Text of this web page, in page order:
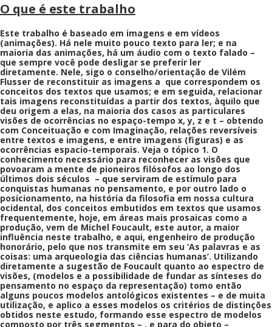
O que é este trabalho
Este trabalho é baseado em imagens e em vídeos
(animações). Há nele muito pouco texto para ler; e na
maioria das animações, há um áudio com o texto falado –
que sempre você pode desligar se preferir ler
diretamente. Nele, sigo o conselho/orientação de Vilém
Flusser de reconstituir as imagens a que correspondem os
conceitos dos textos que usamos; e em seguida, relacionar
tais imagens reconstituídas a partir dos textos, àquilo que
deu origem a elas, na maioria dos casos as particulares
visões de ocorrências no espaço-tempo x, y, z e t – obtendo
com Conceituação e com Imaginação, relações reversíveis
entre textos e imagens, e entre imagens (figuras) e as
ocorrências espacio-temporais. Veja o tópico 1. O
conhecimento necessário para reconhecer as visões que
povoaram a mente de pioneiros filósofos ao longo dos
últimos dois séculos – que serviram de estímulo para
conquistas humanas no pensamento, e por outro lado o
posicionamento, na história da filosofia em nossa cultura
ocidental, dos conceitos embutidos em textos que usamos
frequentemente, hoje, em áreas mais prosaicas como a
produção, vem de Michel Foucault, este autor, a maior
influência neste trabalho, e aqui, engenheiro de produção
honorário, pelo que nos transmite em seu ‘As palavras e as
coisas: uma arqueologia das ciências humanas’. Utilizando
diretamente a sugestão de Foucault quanto ao espectro de
visões, (modelos e a possibilidade de fundar as sínteses do
pensamento no espaço da representação) tomo então
alguns poucos modelos antológicos existentes – e de muita
utilização, e aplico a esses modelos os critérios de distinções
obtidos neste estudo, formando esse espectro de modelos
composto por três segmentos – , e para do objeto –